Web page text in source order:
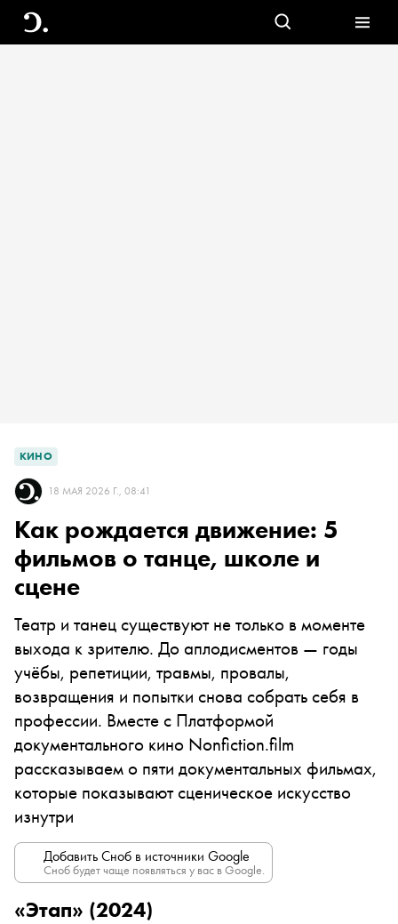
КИНО
18 МАЯ 2026 Г., 08:41
Как рождается движение: 5
фильмов о танце, школе и
сцене
Театр и танец существуют не только в моменте
выхода к зрителю. До аплодисментов — годы
учёбы, репетиции, травмы, провалы,
возвращения и попытки снова собрать себя в
профессии. Вместе с Платформой
документального кино Nonfiction.film
рассказываем о пяти документальных фильмах,
которые показывают сценическое искусство
изнутри
Добавить Сноб в источники Google
Сноб будет чаще появляться у вас в Google.
«Этап» (2024)